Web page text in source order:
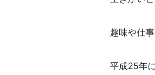
趣味や仕
平成25年